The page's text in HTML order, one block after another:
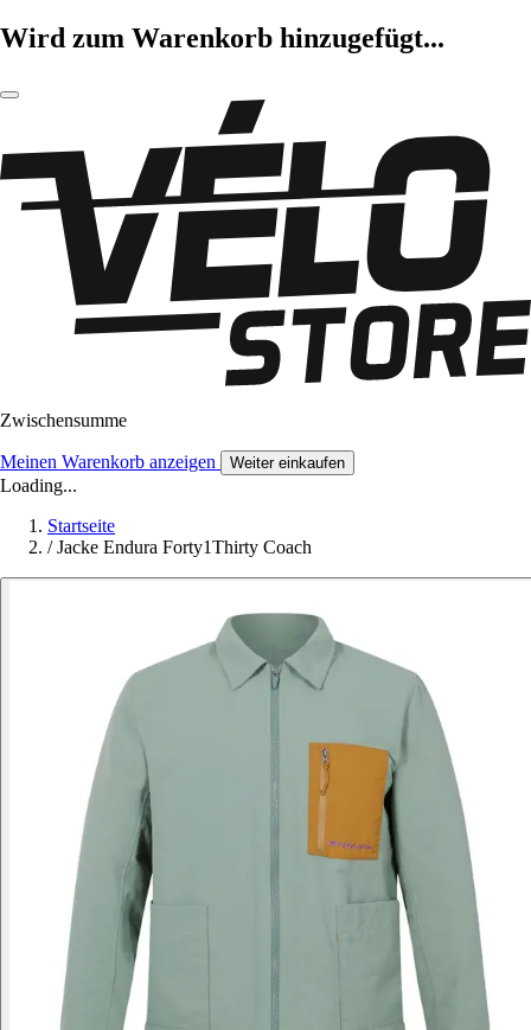
Wird zum Warenkorb hinzugefügt...
Zwischensumme
Meinen Warenkorb anzeigen Weiter einkaufen
Loading...
Startseite
/ Jacke Endura Forty1Thirty Coach